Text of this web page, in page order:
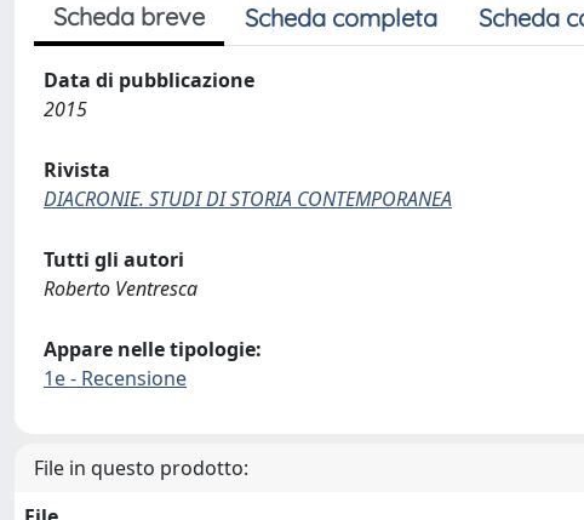
Scheda breve Scheda completa Scheda
Data di pubblicazione
2015
Rivista
DIACRONIE. STUDI DI STORIA CONTEMPORANEA
Tutti gli autori
Roberto Ventresca
Appare nelle tipologie:
1e - Recensione
File in questo prodotto: